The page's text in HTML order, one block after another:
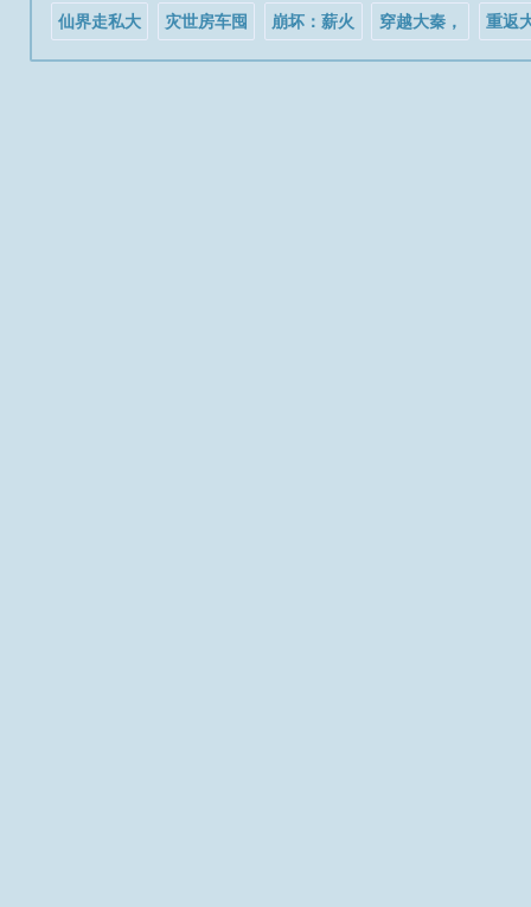
仙界走私大
鳄
灾世房车囤
货求生
崩坏：薪火
传承，星火
穿越大秦，
开局单挑文
重返
开局